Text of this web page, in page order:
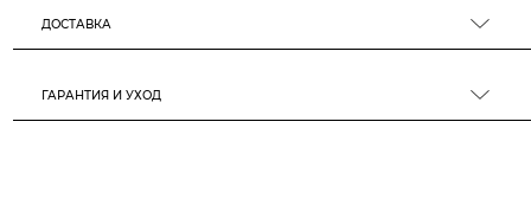
ДОСТАВКА
ГАРАНТИЯ И УХОД